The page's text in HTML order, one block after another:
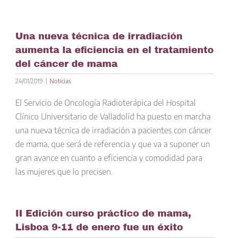
Una nueva técnica de irradiación
aumenta la eficiencia en el tratamiento
del cáncer de mama
24/01/2019 | Noticias
El Servicio de Oncología Radioterápica del Hospital
Clínico Universitario de Valladolid ha puesto en marcha
una nueva técnica de irradiación a pacientes con cáncer
de mama, que será de referencia y que va a suponer un
gran avance en cuanto a eficiencia y comodidad para
las mujeres que lo precisen.
II Edición curso práctico de mama,
Lisboa 9-11 de enero fue un éxito